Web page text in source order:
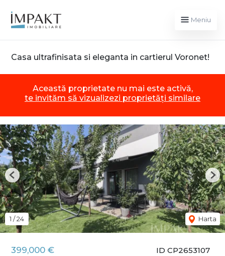
Meniu
Casa ultrafinisata si eleganta in cartierul Voronet!
Această proprietate nu mai este activă,
te invităm să vizualizezi proprietăți similare
ID CP2653107
399,000 €
1 /24 Harta
Previous